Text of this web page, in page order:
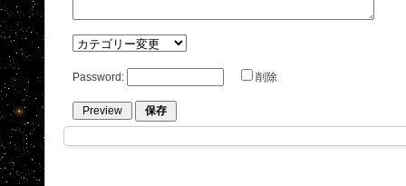
Password: 削除